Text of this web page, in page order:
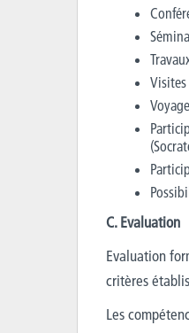
Visites
C. Evaluation
Evaluation
critères
Les